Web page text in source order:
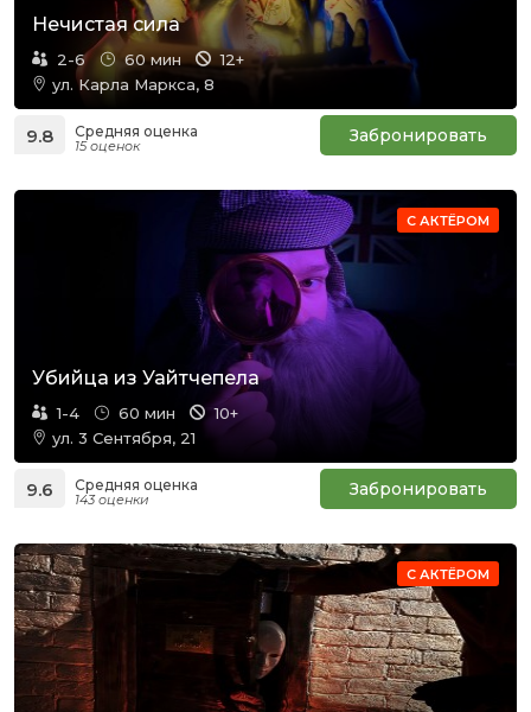
Нечистая сила
2-6 60 мин
12+
ул. Карла Маркса, 8
9.8 Средняя оценка
15 оценок Забронировать
С АКТЁРОМ
Убийца из Уайтчепела
1-4 60 мин
10+
ул. 3 Сентября, 21
9.6 Средняя оценка
143 оценки Забронировать
С АКТЁРОМ